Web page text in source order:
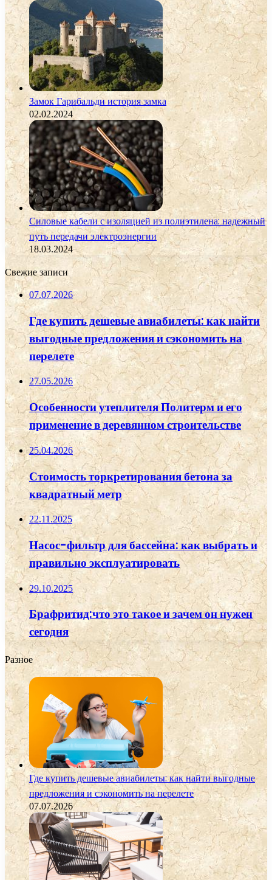
Замок Гарибальди история замка
02.02.2024
Силовые кабели с изоляцией из полиэтилена: надежный
путь передачи электроэнергии
18.03.2024
Свежие записи
07.07.2026
Где купить дешевые авиабилеты: как найти
выгодные предложения и сэкономить на
перелете
27.05.2026
Особенности утеплителя Политерм и его
применение в деревянном строительстве
25.04.2026
Стоимость торкретирования бетона за
квадратный метр
22.11.2025
Насос-фильтр для бассейна: как выбрать и
правильно эксплуатировать
29.10.2025
Брафритид:что это такое и зачем он нужен
сегодня
Разное
Где купить дешевые авиабилеты: как найти выгодные
предложения и сэкономить на перелете
07.07.2026